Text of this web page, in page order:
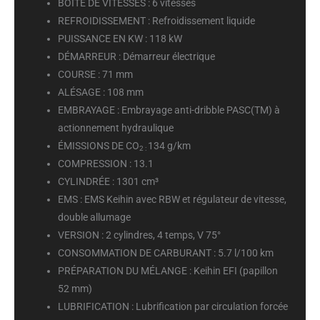
BOÎTE DE VITESSES : 6 vitesses
REFROIDISSEMENT : Refroidissement liquide
PUISSANCE EN KW : 118 kW
DÉMARREUR : Démarreur électrique
COURSE :71 mm
ALÉSAGE : 108 mm
EMBRAYAGE : Embrayage anti-dribble PASC(TM) à
actionnement hydraulique
ÉMISSIONS DE CO2 : 134 g/km
COMPRESSION : 13.1
CYLINDRÉE : 1301 cm³
EMS : EMS Keihin avec RBW et régulateur de vitesse,
double allumage
VERSION :2 cylindres, 4 temps, V 75°
CONSOMMATION DE CARBURANT : 5.7 l/100 km
PRÉPARATION DU MÉLANGE : Keihin EFI (papillon
52 mm)
LUBRIFICATION : Lubrification par circulation forcée